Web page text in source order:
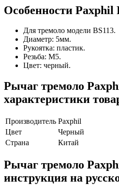
Особенности Paxphil
Для тремоло модели BS113.
Диаметр: 5мм.
Рукоятка: пластик.
Резьба: М5.
Цвет: черный.
Рычаг тремоло
характеристики
Производитель Paxphil
Цвет
Черный
Страна
Китай
Рычаг тремоло
инструкция на